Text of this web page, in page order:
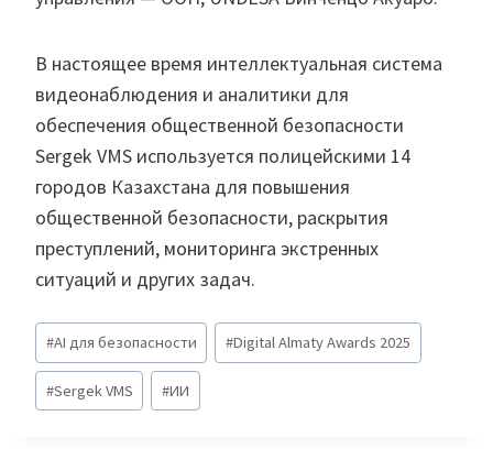
В настоящее время интеллектуальная система
видеонаблюдения и аналитики для
обеспечения общественной безопасности
Sergek VMS используется полицейскими 14
городов Казахстана для повышения
общественной безопасности, раскрытия
преступлений, мониторинга экстренных
ситуаций и других задач.
Метки
записи:
#AI для безопасности #Digital Almaty Awards 2025
#Sergek VMS #ИИ